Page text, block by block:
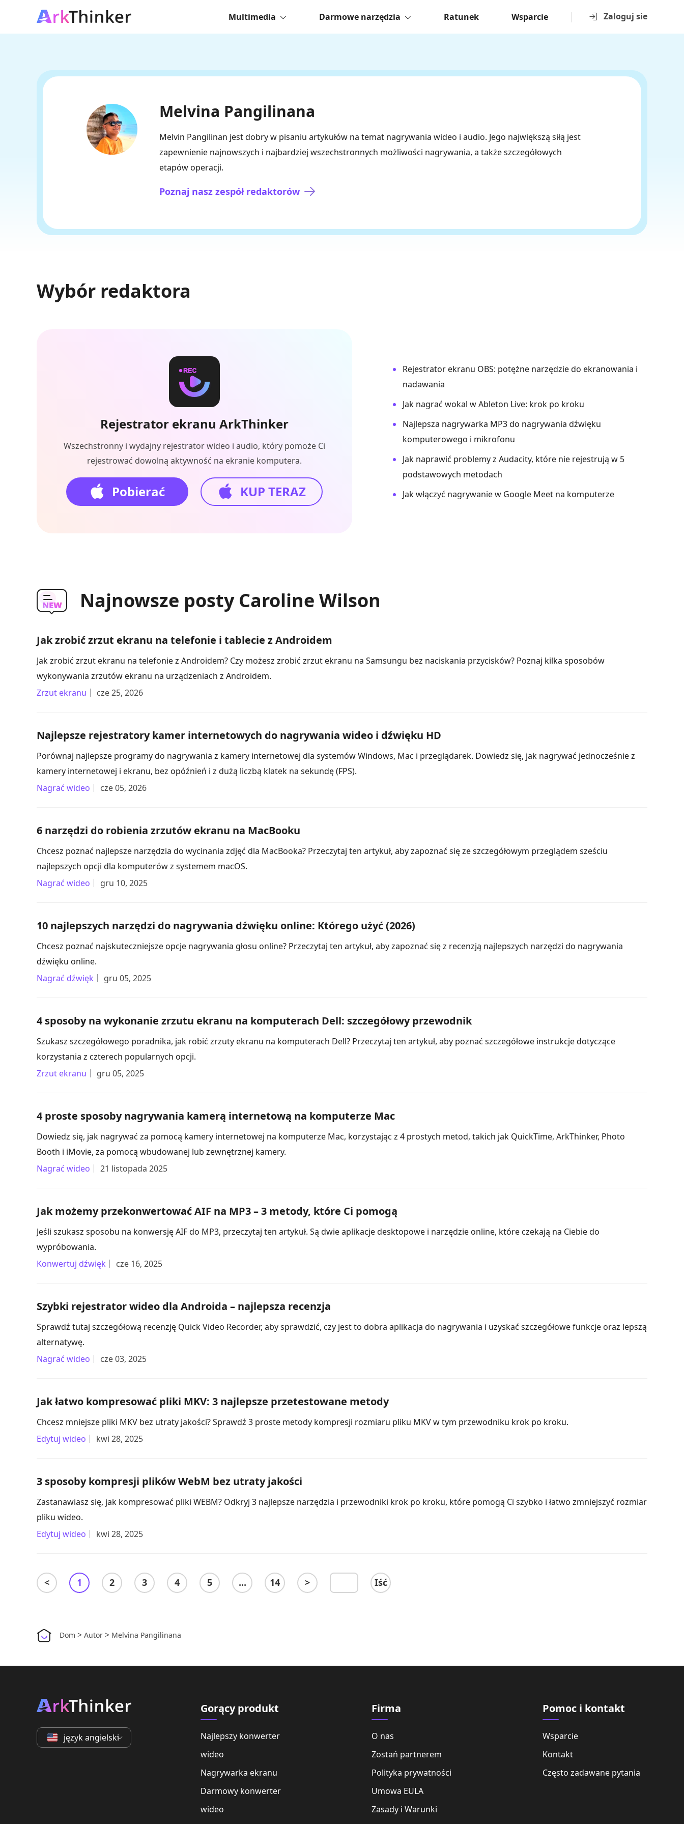
Zaloguj sie
Multimedia Darmowe narzędzia Ratunek Wsparcie
Melvina Pangilinana
Melvin Pangilinan jest dobry w pisaniu artykułów na temat nagrywania wideo i audio. Jego największą siłą jest
zapewnienie najnowszych i najbardziej wszechstronnych możliwości nagrywania, a także szczegółowych
etapów operacji.
Poznaj nasz zespół redaktorów
Wybór redaktora
Rejestrator ekranu ArkThinker
Wszechstronny i wydajny rejestrator wideo i audio, który pomoże Ci
rejestrować dowolną aktywność na ekranie komputera.
Pobierać KUP TERAZ
Rejestrator ekranu OBS: potężne narzędzie do ekranowania i
nadawania
Jak nagrać wokal w Ableton Live: krok po kroku
Najlepsza nagrywarka MP3 do nagrywania dźwięku
komputerowego i mikrofonu
Jak naprawić problemy z Audacity, które nie rejestrują w 5
podstawowych metodach
Jak włączyć nagrywanie w Google Meet na komputerze
Najnowsze posty Caroline Wilson
Jak zrobić zrzut ekranu na telefonie i tablecie z Androidem
Jak zrobić zrzut ekranu na telefonie z Androidem? Czy możesz zrobić zrzut ekranu na Samsungu bez naciskania przycisków? Poznaj kilka sposobów
wykonywania zrzutów ekranu na urządzeniach z Androidem.
Zrzut ekranu
cze 25, 2026
Najlepsze rejestratory kamer internetowych do nagrywania wideo i dźwięku HD
Porównaj najlepsze programy do nagrywania z kamery internetowej dla systemów Windows, Mac i przeglądarek. Dowiedz się, jak nagrywać jednocześnie z
kamery internetowej i ekranu, bez opóźnień i z dużą liczbą klatek na sekundę (FPS).
Nagrać wideo
cze 05, 2026
6 narzędzi do robienia zrzutów ekranu na MacBooku
Chcesz poznać najlepsze narzędzia do wycinania zdjęć dla MacBooka? Przeczytaj ten artykuł, aby zapoznać się ze szczegółowym przeglądem sześciu
najlepszych opcji dla komputerów z systemem macOS.
Nagrać wideo
gru 10, 2025
10 najlepszych narzędzi do nagrywania dźwięku online: Którego użyć (2026)
Chcesz poznać najskuteczniejsze opcje nagrywania głosu online? Przeczytaj ten artykuł, aby zapoznać się z recenzją najlepszych narzędzi do nagrywania
dźwięku online.
Nagrać dźwięk
gru 05, 2025
4 sposoby na wykonanie zrzutu ekranu na komputerach Dell: szczegółowy przewodnik
Szukasz szczegółowego poradnika, jak robić zrzuty ekranu na komputerach Dell? Przeczytaj ten artykuł, aby poznać szczegółowe instrukcje dotyczące
korzystania z czterech popularnych opcji.
Zrzut ekranu
gru 05, 2025
4 proste sposoby nagrywania kamerą internetową na komputerze Mac
Dowiedz się, jak nagrywać za pomocą kamery internetowej na komputerze Mac, korzystając z 4 prostych metod, takich jak QuickTime, ArkThinker, Photo
Booth i iMovie, za pomocą wbudowanej lub zewnętrznej kamery.
Nagrać wideo
21 listopada 2025
Jak możemy przekonwertować AIF na MP3 – 3 metody, które Ci pomogą
Jeśli szukasz sposobu na konwersję AIF do MP3, przeczytaj ten artykuł. Są dwie aplikacje desktopowe i narzędzie online, które czekają na Ciebie do
wypróbowania.
Konwertuj dźwięk
cze 16, 2025
Szybki rejestrator wideo dla Androida – najlepsza recenzja
Sprawdź tutaj szczegółową recenzję Quick Video Recorder, aby sprawdzić, czy jest to dobra aplikacja do nagrywania i uzyskać szczegółowe funkcje oraz lepszą
alternatywę.
Nagrać wideo
cze 03, 2025
Jak łatwo kompresować pliki MKV: 3 najlepsze przetestowane metody
Chcesz mniejsze pliki MKV bez utraty jakości? Sprawdź 3 proste metody kompresji rozmiaru pliku MKV w tym przewodniku krok po kroku.
Edytuj wideo
kwi 28, 2025
3 sposoby kompresji plików WebM bez utraty jakości
Zastanawiasz się, jak kompresować pliki WEBM? Odkryj 3 najlepsze narzędzia i przewodniki krok po kroku, które pomogą Ci szybko i łatwo zmniejszyć rozmiar
pliku wideo.
Edytuj wideo
kwi 28, 2025
< 1 2 3 4 5 ... 14 > Iść
Dom > Autor > Melvina Pangilinana
język angielski
Gorący produkt
Najlepszy konwerter
wideo
Nagrywarka ekranu
Darmowy konwerter
wideo
Firma
O nas
Zostań partnerem
Polityka prywatności
Umowa EULA
Zasady i Warunki
Pomoc i kontakt
Wsparcie
Kontakt
Często zadawane pytania